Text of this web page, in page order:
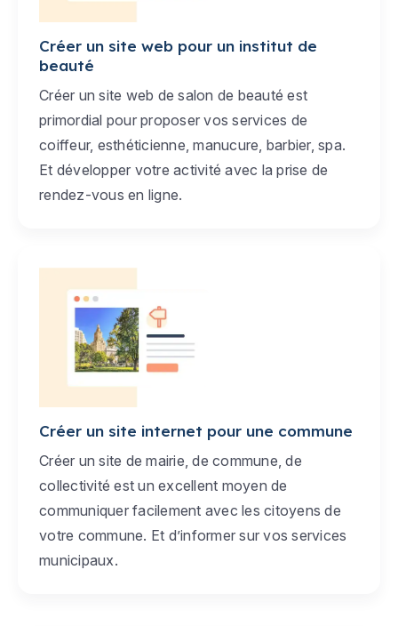
Créer un site web pour un institut de
beauté
Créer un site web de salon de beauté est
primordial pour proposer vos services de
coiffeur, esthéticienne, manucure, barbier, spa.
Et développer votre activité avec la prise de
rendez-vous en ligne.
Créer un site internet pour une commune
Créer un site de mairie, de commune, de
collectivité est un excellent moyen de
communiquer facilement avec les citoyens de
votre commune. Et d’informer sur vos services
municipaux.